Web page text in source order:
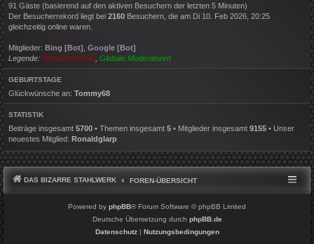
91 Gäste (basierend auf den aktiven Besuchern der letzten 5 Minuten)
Der Besucherrekord liegt bei 2160 Besuchern, die am Di 10. Feb 2026, 20:25
gleichzeitig online waren.
Mitglieder: Bing [Bot] Google [Bot]
Legende: Administratoren Globale Moderatoren
GEBURTSTAGE
Glückwünsche an: Tommy68
STATISTIK
Beiträge insgesamt 5700 • Themen insgesamt 5 • Mitglieder insgesamt 9155 • Unser
neuestes Mitglied: Ronaldglarp
DAS BIZARRE STAHLWERK FOREN-ÜBERSICHT
Powered by phpBB® Forum Software © phpBB Limited
Deutsche Übersetzung durch phpBB.de
Datenschutz| Nutzungsbedingungen